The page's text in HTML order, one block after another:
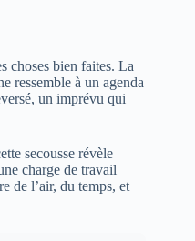
choses bien faites. La
ressemble à un agenda
un imprévu qui
secousse révèle
charge de travail
de l’air, du temps, et